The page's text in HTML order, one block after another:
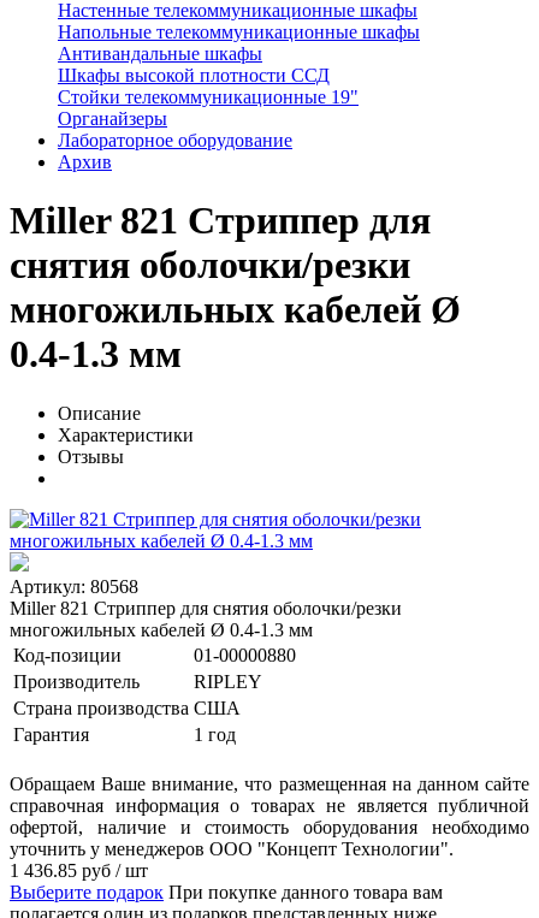
Настенные телекоммуникационные шкафы
Напольные телекоммуникационные шкафы
Антивандальные шкафы
Шкафы высокой плотности ССД
Стойки телекоммуникационные 19"
Органайзеры
Лабораторное оборудование
Архив
Miller 821 Стриппер для
снятия оболочки/резки
многожильных кабелей Ø
0.4-1.3 мм
Описание
Характеристики
Отзывы
Артикул: 80568
Miller 821 Стриппер для снятия оболочки/резки
многожильных кабелей Ø 0.4-1.3 мм
Код-позиции
01-00000880
Производитель
RIPLEY
Страна производства США
Гарантия
1 год
Обращаем Ваше внимание, что размещенная на данном сайте
справочная информация о товарах не является публичной
офертой, наличие и стоимость оборудования необходимо
уточнить у менеджеров ООО "Концепт Технологии".
1 436.85 руб / шт
Выберите подарок При покупке данного товара вам
полагается один из подарков представленных ниже